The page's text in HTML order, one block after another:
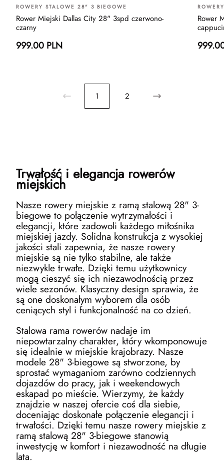
ROWERY STALOWE 28" 3 BIEGOWE
Rower Miejski Dallas City 28" 3spd czerwono-
czarny
999.00 PLN
Rower
1 2
Trwałość i elegancja rowerów
miejskich
Nasze rowery miejskie z ramą stalową 28" 3-
biegowe to połączenie wytrzymałości i
elegancji, które zadowoli każdego miłośnika
miejskiej jazdy. Solidna konstrukcja z wysokiej
jakości stali zapewnia, że nasze rowery
miejskie są nie tylko stabilne, ale także
niezwykle trwałe. Dzięki temu użytkownicy
mogą cieszyć się ich niezawodnością przez
wiele sezonów. Klasyczny design sprawia, że
są one doskonałym wyborem dla osób
ceniących styl i funkcjonalność na co dzień.
Stalowa rama rowerów nadaje im
niepowtarzalny charakter, który wkomponowuje
się idealnie w miejskie krajobrazy. Nasze
modele 28" 3-biegowe są stworzone, by
sprostać wymaganiom zarówno codziennych
dojazdów do pracy, jak i weekendowych
eskapad po mieście. Wierzymy, że każdy
znajdzie w naszej ofercie coś dla siebie,
doceniając doskonałe połączenie elegancji i
trwałości. Dzięki temu nasze rowery miejskie z
ramą stalową 28" 3-biegowe stanowią
inwestycję w komfort i niezawodność na długie
lata.